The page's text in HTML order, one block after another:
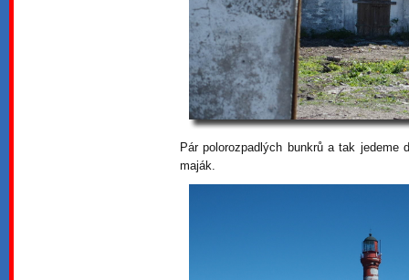
Pár polorozpadlých bunkrů a tak
maják.